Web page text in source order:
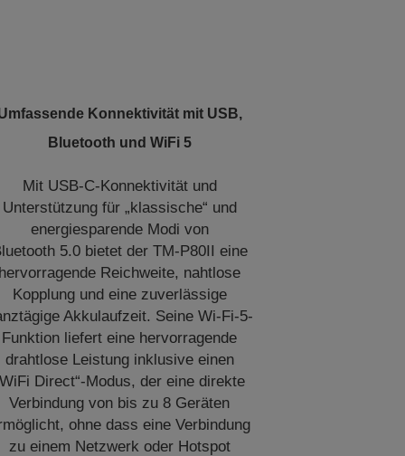
Konnektivität mit USB,
Bluetooth und WiFi 5
Mit USB-C-Konnektivität und
Unterstützung für „klassische“ und
energiesparende Modi von
5.0 bietet der TM-P80II eine
Reichweite, nahtlose
Kopplung und eine zuverlässige
Akkulaufzeit. Seine Wi-Fi-5-
Funktion liefert eine hervorragende
drahtlose Leistung inklusive einen
Direct“-Modus, der eine direkte
Verbindung von bis zu 8 Geräten
ohne dass eine Verbindung
zu einem Netzwerk oder Hotspot